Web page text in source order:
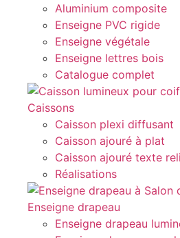
Aluminium composite
Enseigne PVC rigide
Enseigne végétale
Enseigne lettres bois
Catalogue complet
Caissons
Caisson plexi diffusant
Caisson ajouré à plat
Caisson ajouré texte
Réalisations
Enseigne drapeau
Enseigne drapeau